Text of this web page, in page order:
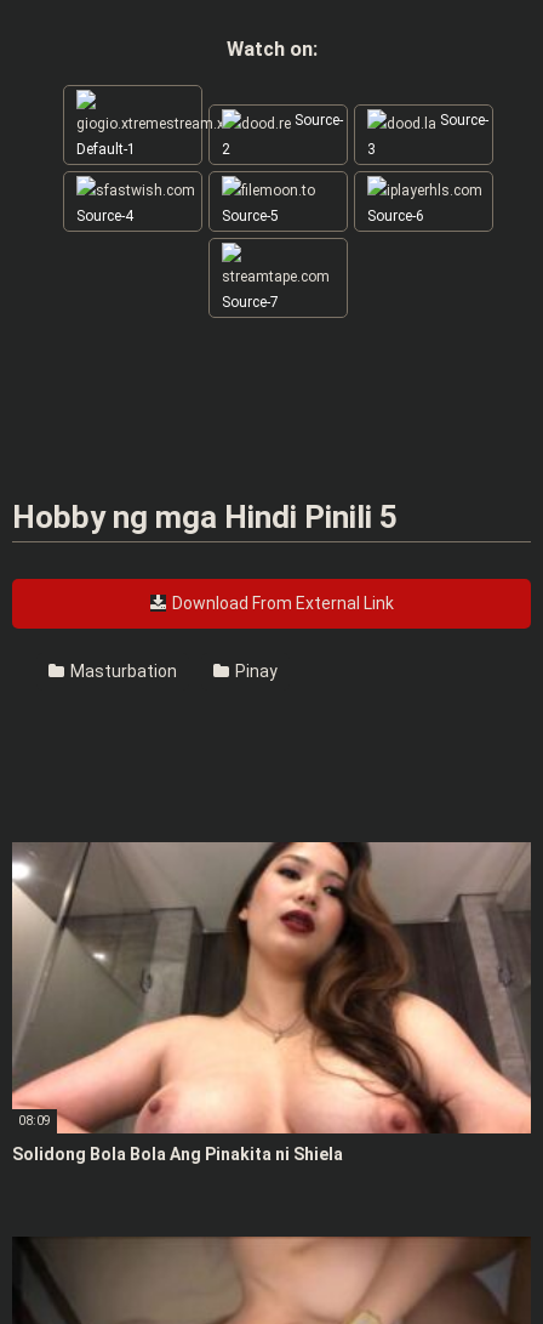
Watch on:
Default-1
Source-
2
Source-
3
Source-4 Source-5 Source-6
Source-7
Hobby ng mga Hindi Pinili 5
Download From External Link
Masturbation Pinay
08:09
Solidong Bola Bola Ang Pinakita ni Shiela